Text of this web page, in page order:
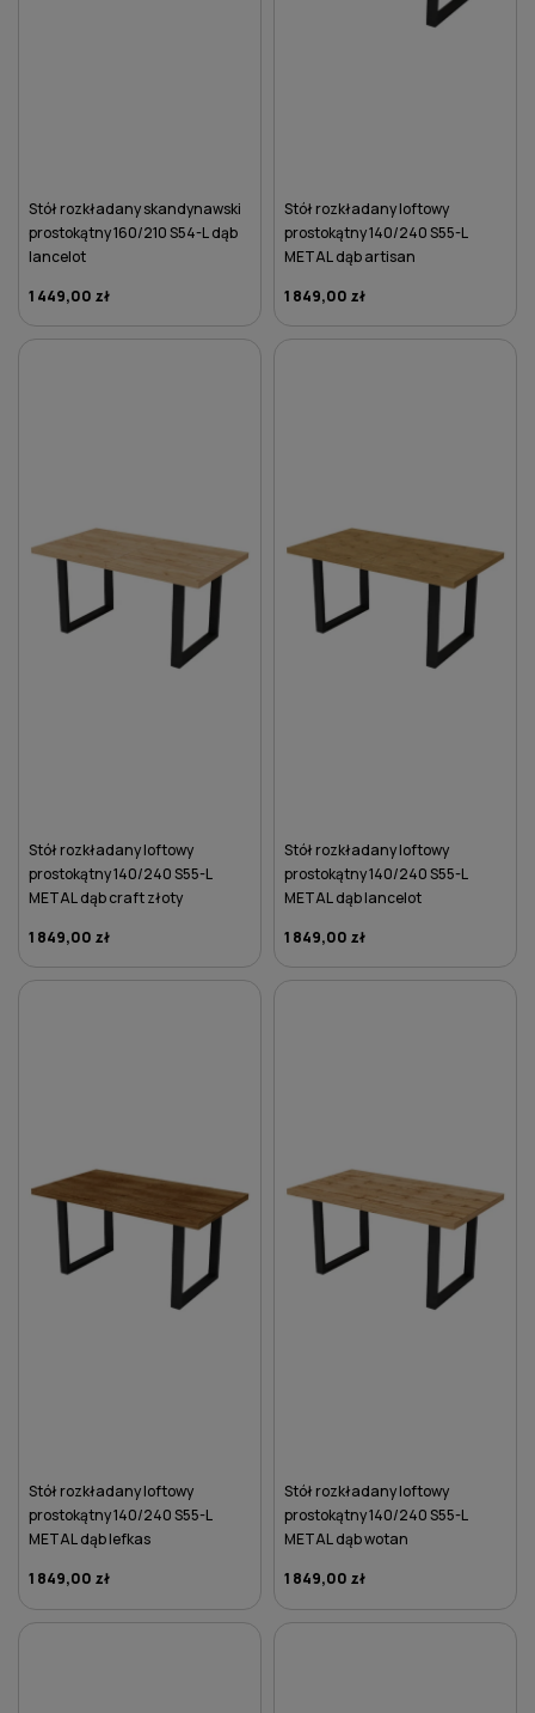
Stół rozkładany skandynawski
prostokątny 160/210 S54-L dąb
lancelot
1 449,00 zł
Stół rozkładany loftowy
prostokątny 140/240 S55-L
METAL dąb artisan
1 849,00 zł
Stół rozkładany loftowy
prostokątny 140/240 S55-L
METAL dąb craft złoty
1 849,00 zł
Stół rozkładany loftowy
prostokątny 140/240 S55-L
METAL dąb lancelot
1 849,00 zł
Stół rozkładany loftowy
prostokątny 140/240 S55-L
METAL dąb lefkas
1 849,00 zł
Stół rozkładany loftowy
prostokątny 140/240 S55-L
METAL dąb wotan
1 849,00 zł